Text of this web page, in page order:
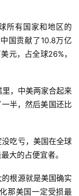
所有国家和地区的
国贡献了10.8万亿
元，占全球26%，
，中美两家合起来
半，然后美国还比
吃亏，美国在全球
大的占便宜者。
根源就是美国确实
那美国一定受损最